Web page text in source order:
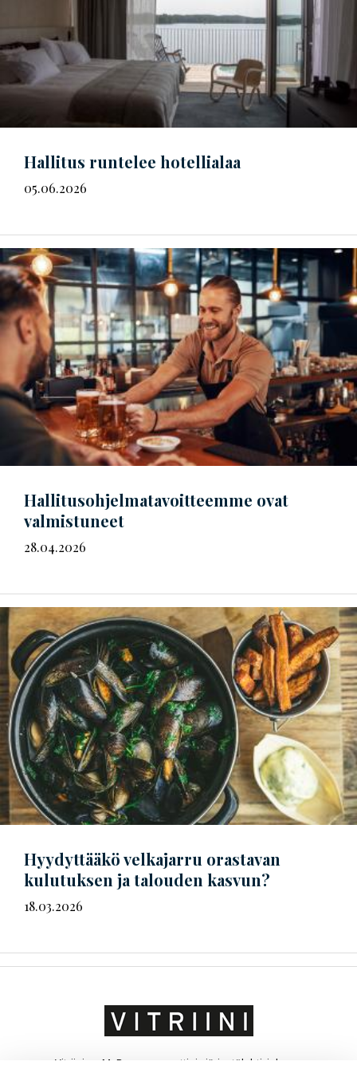
Hallitus runtelee hotellialaa
05.06.2026
Hal­li­tus­oh­jel­ma­ta­voit­teem­me ovat
valmistuneet
28.04.2026
Hyydyttääkö velkajarru orastavan
kulutuksen ja talouden kasvun?
18.03.2026
Vitriini on MaRa ry:n ammatti- ja järjestölehti, joka on